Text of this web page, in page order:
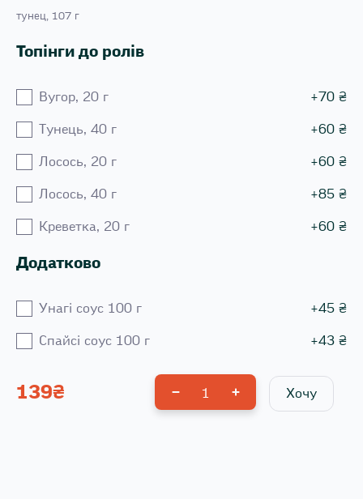
тунец, 107 г
Топінги до ролів
Вугор, 20 г +70 ₴
Тунець, 40 г +60 ₴
Лосось, 20 г +60 ₴
Лосось, 40 г +85 ₴
Креветка, 20 г +60 ₴
Додатково
Унагі соус 100 г +45 ₴
Спайсі соус 100 г +43 ₴
139₴ 1 Хочу